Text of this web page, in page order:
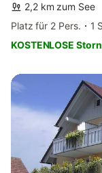
2,2 km zum See
Platz für 2 Pers.
1
KOSTENLOSE